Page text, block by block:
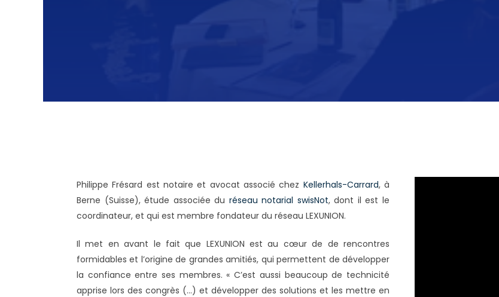
Philippe Frésard est notaire et avocat associé chez Kellerhals-Carrard, à
Berne (Suisse), étude associée du réseau notarial swisNot, dont il est le
coordinateur, et qui est membre fondateur du réseau LEXUNION.
Il met en avant le fait que LEXUNION est au cœur de de rencontres
formidables et l’origine de grandes amitiés, qui permettent de développer
la confiance entre ses membres. « C’est aussi beaucoup de technicité
apprise lors des congrès (…) et développer des solutions et les mettre en